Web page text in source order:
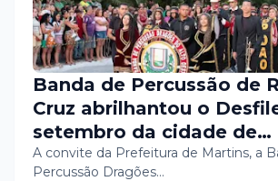
Banda de Percussão de
Cruz abrilhantou o
setembro da cidade de
Martins/RN. 🎷🎶
A convite da Prefeitura de Martins, a
Percussão Dragões…